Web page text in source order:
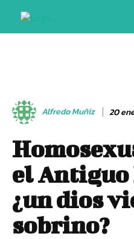
Alfredo Muñiz 20
el
¿un dios
sobrino?